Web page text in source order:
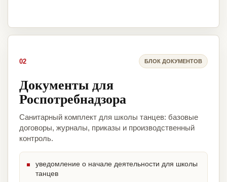
02 БЛОК ДОКУМЕНТОВ
Документы для
Роспотребнадзора
Санитарный комплект для школы танцев: базовые
договоры, журналы, приказы и производственный
контроль.
уведомление о начале деятельности для школы
танцев